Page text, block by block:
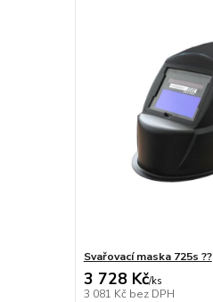
Svařovací maska 725s ??
3 728 Kč/ks
3 081 Kč bez DPH